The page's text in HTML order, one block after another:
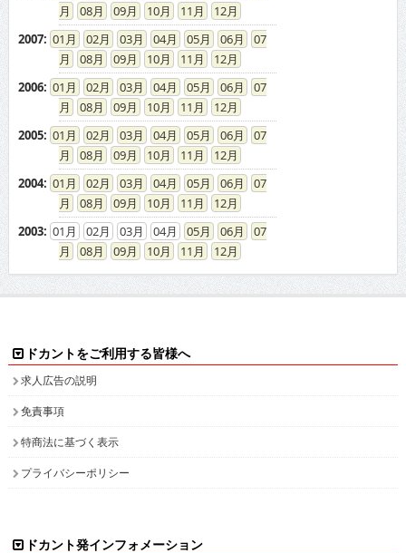
08
09 10 11
12
2007: 01 02 03 04 05 06
07
08
09 10 11
12
2006: 01 02 03 04 05 06
07
08
09 10 11
12
2005: 01 02 03 04 05 06
07
08
09 10 11
12
2004: 01 02 03 04 05 06
07
08
09 10 11
12
2003: 01 02 03 04 05 06
07
08
09 10 11 12
ドカントをご利用する皆様へ
求人広告の説明
免責事項
特商法に基づく表示
プライバシーポリシー
ドカント発インフォメーション